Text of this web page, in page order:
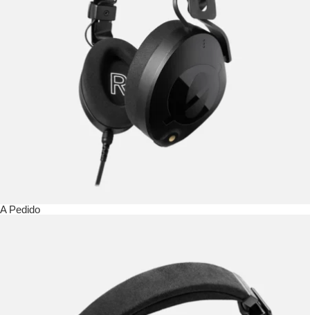
A Pedido